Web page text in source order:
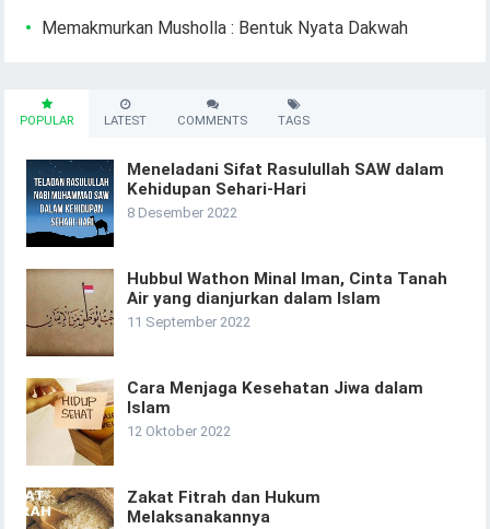
Memakmurkan Musholla : Bentuk Nyata Dakwah
POPULAR LATEST COMMENTS TAGS
Meneladani Sifat Rasulullah SAW dalam
Kehidupan Sehari-Hari
8 Desember 2022
Hubbul Wathon Minal Iman, Cinta Tanah
Air yang dianjurkan dalam Islam
11 September 2022
Cara Menjaga Kesehatan Jiwa dalam
Islam
12 Oktober 2022
Zakat Fitrah dan Hukum
Melaksanakannya